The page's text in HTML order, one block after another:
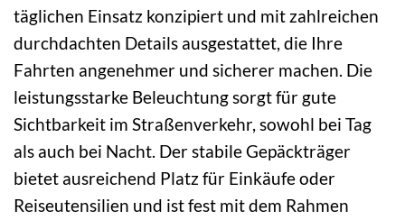
täglichen Einsatz konzipiert und mit zahlreichen
durchdachten Details ausgestattet, die Ihre
Fahrten angenehmer und sicherer machen. Die
leistungsstarke Beleuchtung sorgt für gute
Sichtbarkeit im Straßenverkehr, sowohl bei Tag
als auch bei Nacht. Der stabile Gepäckträger
bietet ausreichend Platz für Einkäufe oder
Reiseutensilien und ist fest mit dem Rahmen